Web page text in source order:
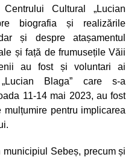
Cultural „Lucian
biografia și realizările
și despre atașamentul
și față de frumusețile Văii
au fost și voluntari ai
Blaga” care s-a
11-14 mai 2023, au fost
pentru implicarea
Sebeș, precum și